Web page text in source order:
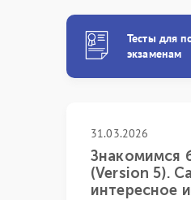
Тесты для
экзаменам
31.03.2026
Знакомимся
(Version 5).
интересное